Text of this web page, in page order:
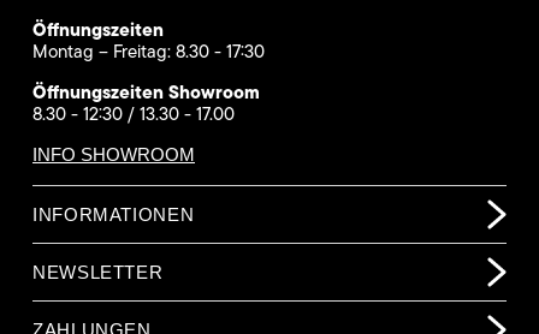
Öffnungszeiten
Montag – Freitag: 8.30 - 17:30
Öffnungszeiten Showroom
8.30 - 12:30 / 13.30 - 17.00
INFO SHOWROOM
INFORMATIONEN
NEWSLETTER
ZAHLUNGEN